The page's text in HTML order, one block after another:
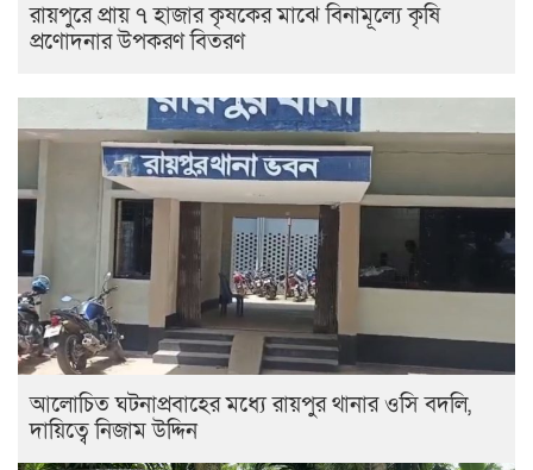
রায়পুরে প্রায় ৭ হাজার কৃষকের মাঝে বিনামূল্যে কৃষি
প্রণোদনার উপকরণ বিতরণ
আলোচিত ঘটনাপ্রবাহের মধ্যে রায়পুর থানার ওসি বদলি,
দায়িত্বে নিজাম উদ্দিন